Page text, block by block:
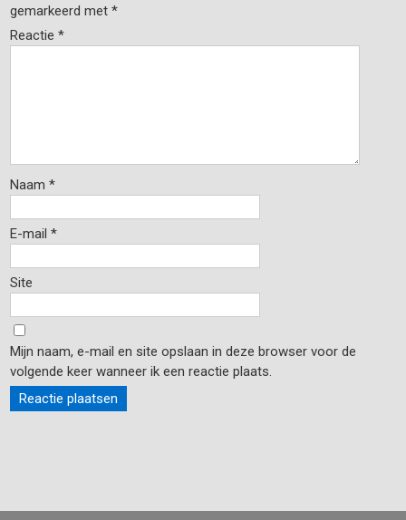
gemarkeerd met*
Reactie*
Naam*
E-mail*
Site
Mijn naam, e-mail en site opslaan in deze browser voor de
volgende keer wanneer ik een reactie plaats.